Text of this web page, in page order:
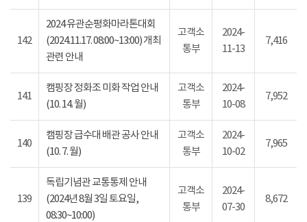
142
2024 유관순평화마라톤대회
(2024.11.17. 08:00~13:00) 개최
관련 안내
고객소
통부
2024-
11-13
7,416
141
캠핑장 정화조 미화 작업 안내
(10. 14. 월)
고객소
통부
2024-
10-08
7,952
140
캠핑장 급수대 배관 공사 안내
(10. 7. 월)
고객소
통부
2024-
10-02
7,965
139
독립기념관 교통통제 안내
(2024년 8월 3일 토요일,
08:30~10:00)
고객소
통부
2024-
07-30
8,672